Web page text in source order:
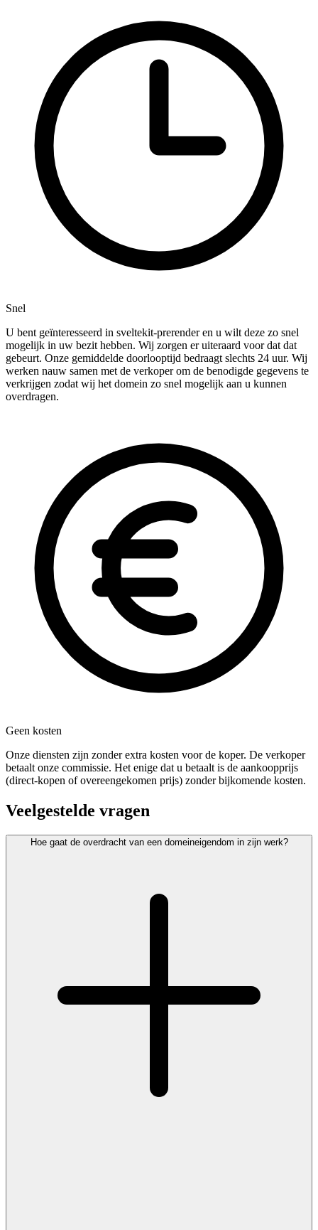
Snel
U bent geïnteresseerd in sveltekit-prerender en u wilt deze zo snel
mogelijk in uw bezit hebben. Wij zorgen er uiteraard voor dat dat
gebeurt. Onze gemiddelde doorlooptijd bedraagt slechts 24 uur. Wij
werken nauw samen met de verkoper om de benodigde gegevens te
verkrijgen zodat wij het domein zo snel mogelijk aan u kunnen
overdragen.
Geen kosten
Onze diensten zijn zonder extra kosten voor de koper. De verkoper
betaalt onze commissie. Het enige dat u betaalt is de aankoopprijs
(direct-kopen of overeengekomen prijs) zonder bijkomende kosten.
Veelgestelde vragen
Hoe gaat de overdracht van een domeineigendom in zijn werk?